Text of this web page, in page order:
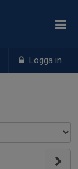
Logga in